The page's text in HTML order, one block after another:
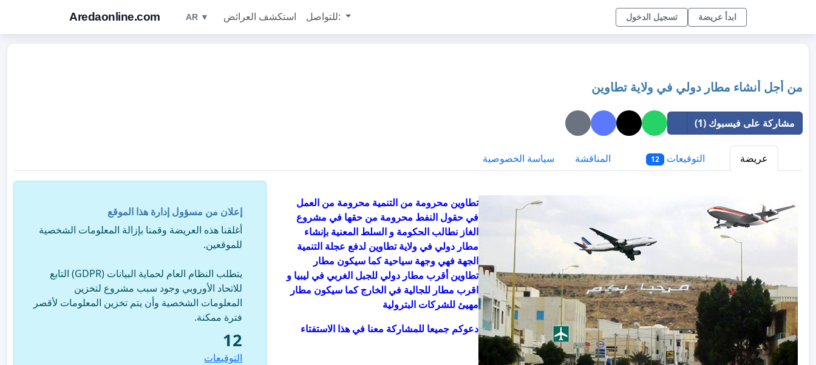
Aredaonline.com AR ▼ استكشف العرائض للتواصل: تسجيل الدخول ابدأ عريضة
من أجل أنشاء مطار دولي في ولاية تطاوين
مشاركة على فيسبوك (1)
عريضة التوقيعات 12 المناقشة سياسة الخصوصية
تطاوين محرومة من التنمية محرومة من العمل
في حقول النفط محرومة من حقها في مشروع
الغاز نطالب الحكومة و السلط المعنية بإنشاء
مطار دولي في ولاية تطاوين لدفع عجلة التنمية
الجهة فهي وجهة سياحية كما سيكون مطار
تطاوين أقرب مطار دولي للجبل الغربي في ليبيا و
اقرب مطار للجالية في الخارج كما سيكون مطار
مهيئ للشركات البترولية
دعوكم جميعا للمشاركة معنا في هذا الاستفتاء
إعلان من مسؤول إدارة هذا الموقع
أغلقنا هذه العريضة وقمنا بإزالة المعلومات الشخصية
للموقعين.
يتطلب النظام العام لحماية البيانات (GDPR) التابع
للاتحاد الأوروبي وجود سبب مشروع لتخزين
المعلومات الشخصية وأن يتم تخزين المعلومات لأقصر
فترة ممكنة.
12
التوقيعات